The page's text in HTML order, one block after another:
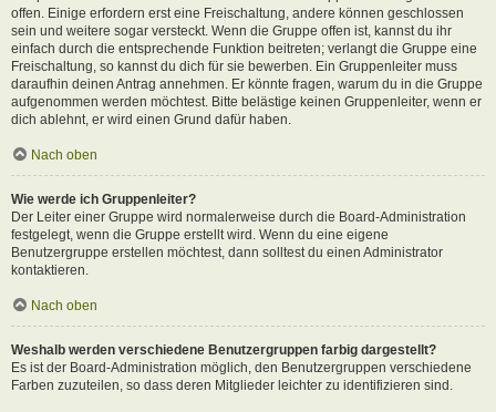
offen. Einige erfordern erst eine Freischaltung, andere können geschlossen
sein und weitere sogar versteckt. Wenn die Gruppe offen ist, kannst du ihr
einfach durch die entsprechende Funktion beitreten; verlangt die Gruppe eine
Freischaltung, so kannst du dich für sie bewerben. Ein Gruppenleiter muss
daraufhin deinen Antrag annehmen. Er könnte fragen, warum du in die Gruppe
aufgenommen werden möchtest. Bitte belästige keinen Gruppenleiter, wenn er
dich ablehnt, er wird einen Grund dafür haben.
Nach oben
Wie werde ich Gruppenleiter?
Der Leiter einer Gruppe wird normalerweise durch die Board-Administration
festgelegt, wenn die Gruppe erstellt wird. Wenn du eine eigene
Benutzergruppe erstellen möchtest, dann solltest du einen Administrator
kontaktieren.
Nach oben
Weshalb werden verschiedene Benutzergruppen farbig dargestellt?
Es ist der Board-Administration möglich, den Benutzergruppen verschiedene
Farben zuzuteilen, so dass deren Mitglieder leichter zu identifizieren sind.